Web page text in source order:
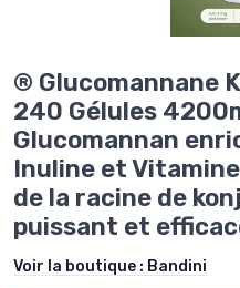
® Glucomannane
240 Gélules
Glucomannan
Inuline et
de la racine de
puissant et
Voir la boutique : Bandini